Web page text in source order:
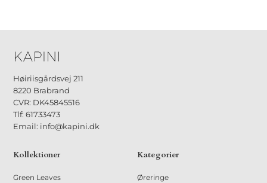
Høiriisgårdsvej 211
8220 Brabrand
CVR: DK45845516
Tlf: 61733473
Email: info@kapini.dk
Kollektioner
Green Leaves
Kategorier
Øreringe